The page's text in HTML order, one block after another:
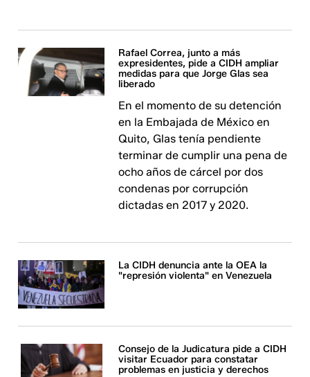
Rafael Correa, junto a más
expresidentes, pide a CIDH ampliar
medidas para que Jorge Glas sea
liberado
En el momento de su detención
en la Embajada de México en
Quito, Glas tenía pendiente
terminar de cumplir una pena de
ocho años de cárcel por dos
condenas por corrupción
dictadas en 2017 y 2020.
La CIDH denuncia ante la OEA la
"represión violenta" en Venezuela
Consejo de la Judicatura pide a CIDH
visitar Ecuador para constatar
problemas en justicia y derechos